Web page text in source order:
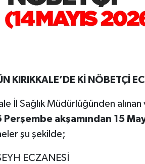
KIRIKKALE’DE Kİ NÖBETÇİ
İl Sağlık Müdürlüğünden
akşamından 15
şu şekilde;
ECZANESİ